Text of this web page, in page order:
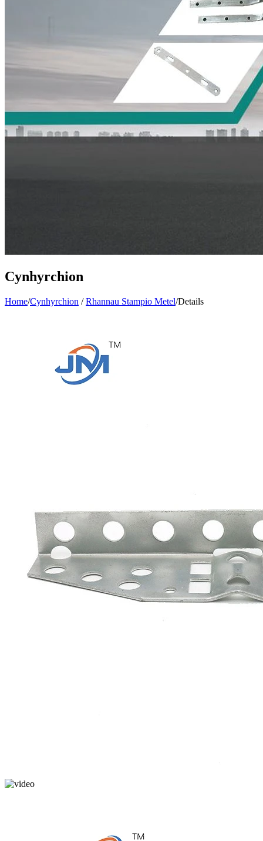
Cynhyrchion
Home/Cynhyrchion / Rhannau Stampio Metel/Details